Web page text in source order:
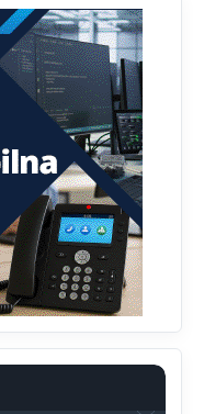
rece za
poce dalje da
Ag-ci...
da mogu...a ja srce
ko ima i ko nema